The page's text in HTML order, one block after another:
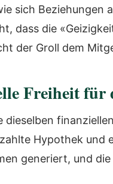
sich Beziehungen
dass die
der Groll dem
Freiheit für
dieselben
Hypothek und
generiert, und